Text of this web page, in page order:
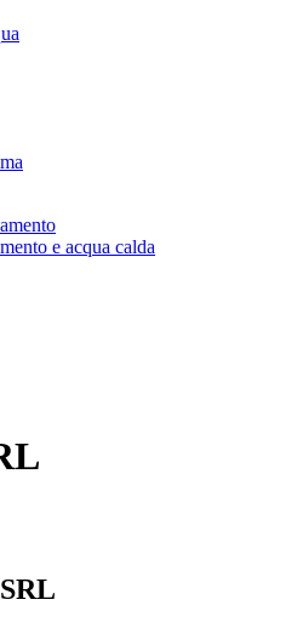
e acqua calda